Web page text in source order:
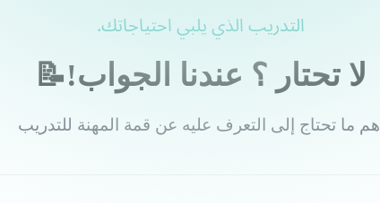
التدريب الذي يلبي احتياجاتك.
لا تحتار ؟ عندنا الجواب!📝
أهم ما تحتاج إلى التعرف عليه عن قمة المهنة للتدريب